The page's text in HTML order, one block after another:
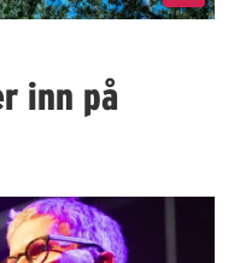
inn på